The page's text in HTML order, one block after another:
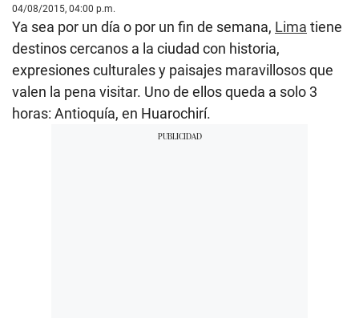
04/08/2015, 04:00 p.m.
Ya sea por un día o por un fin de semana, Lima tiene
destinos cercanos a la ciudad con historia,
expresiones culturales y paisajes maravillosos que
valen la pena visitar. Uno de ellos queda a solo 3
horas: Antioquía, en Huarochirí.